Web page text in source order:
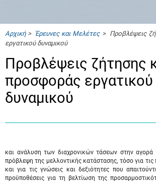
Αρχική>Έρευνες και Μελέτες> Προβλέψεις
εργατικού δυναμικού
Προβλέψεις ζήτησης
προσφοράς εργατικού
δυναμικού
και ανάλυση των διαχρονικών τάσεων στην αγορά
πρόβλεψη της μελλοντικής κατάστασης, τόσο για
και για τις γνώσεις και δεξιότητες που
προϋποθέσεις για τη βελτίωση της